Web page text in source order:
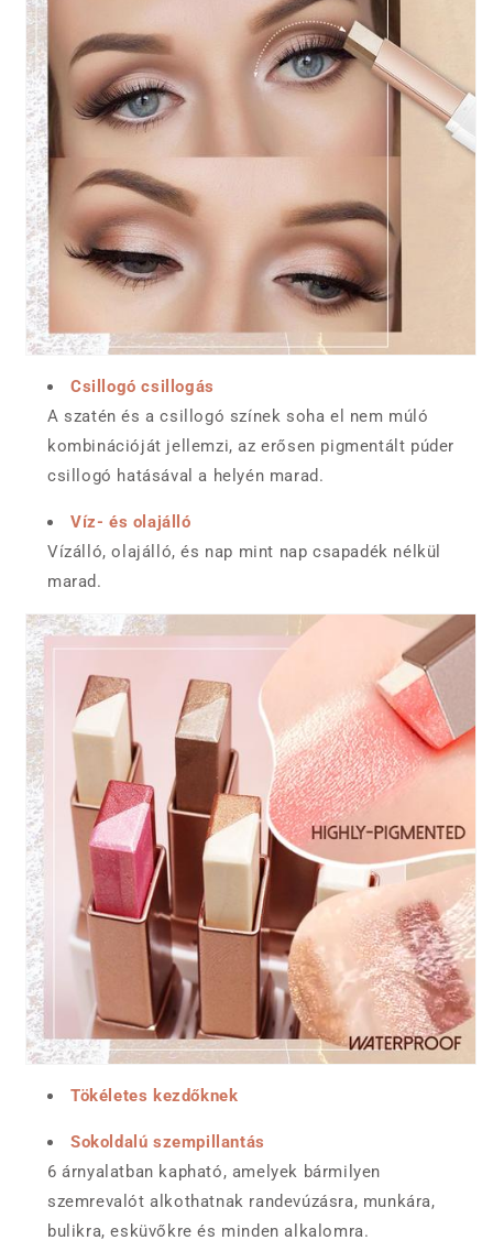
Csillogó csillogás
A szatén és a csillogó színek soha el nem múló
kombinációját jellemzi, az erősen pigmentált púder
csillogó hatásával a helyén marad.
Víz- és olajálló
Vízálló, olajálló, és nap mint nap csapadék nélkül
marad.
Tökéletes kezdőknek
Sokoldalú szempillantás
6 árnyalatban kapható, amelyek bármilyen
szemrevalót alkothatnak randevúzásra, munkára,
bulikra, esküvőkre és minden alkalomra.